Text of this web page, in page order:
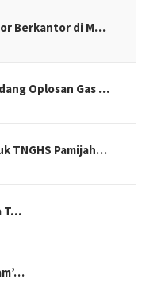
Berkantor di M…
Oplosan Gas …
TNGHS Pamijah…
T…